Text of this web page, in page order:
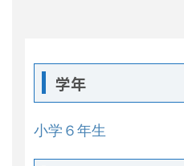
学年
小学６年生